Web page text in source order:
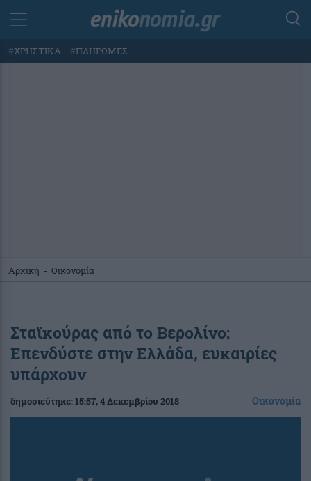
#ΧΡΗΣΤΙΚΑ #ΠΛΗΡΩΜΕΣ
Αρχική - Οικονομία
Σταϊκούρας από το Βερολίνο:
Επενδύστε στην Ελλάδα, ευκαιρίες
υπάρχουν
δημοσιεύτηκε:15:57, 4 Δεκεμβρίου 2018 Οικονομία